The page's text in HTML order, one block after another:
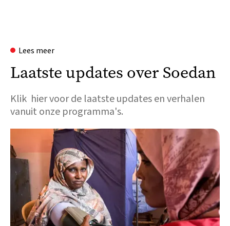
Lees meer
Laatste updates over Soedan
Klik hier voor de laatste updates en verhalen
vanuit onze programma's.